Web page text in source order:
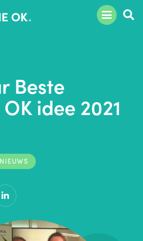
Beste
idee 2021
NIEUWS